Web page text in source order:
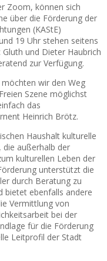
Zoom, können sich
über die Förderung der
(KAStE)
19 Uhr stehen seitens
und Dieter Haubrich
zur Verfügung.
wir den Weg
Szene möglichst
das
Heinrich Brötz.
Haushalt kulturelle
außerhalb der
kulturellen Leben der
unterstützt die
durch Beratung zu
bietet ebenfalls andere
Vermittlung von
bei der
für die Förderung
Leitprofil der Stadt